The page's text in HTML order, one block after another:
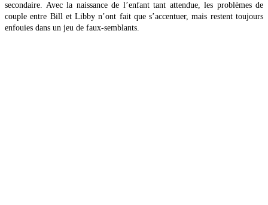
secondaire. Avec la naissance de l’enfant tant attendue, les problèmes de
couple entre Bill et Libby n’ont fait que s’accentuer, mais restent toujours
enfouies dans un jeu de faux-semblants.